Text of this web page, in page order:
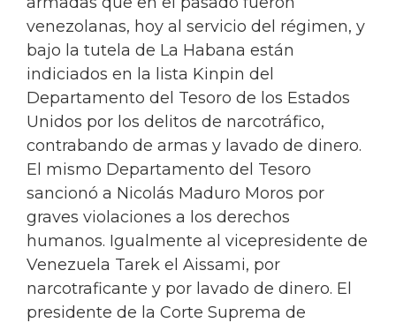
venezolanas, hoy al servicio del régimen, y
bajo la tutela de La Habana están
indiciados en la lista Kinpin del
Departamento del Tesoro de los Estados
Unidos por los delitos de narcotráfico,
contrabando de armas y lavado de dinero.
El mismo Departamento del Tesoro
sancionó a Nicolás Maduro Moros por
graves violaciones a los derechos
humanos. Igualmente al vicepresidente de
Venezuela Tarek el Aissami, por
narcotraficante y por lavado de dinero. El
presidente de la Corte Suprema de